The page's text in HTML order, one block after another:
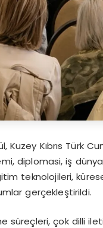
Kıbrıs Türk
diplomasi, iş
teknolojileri,
gerçekleştirildi.
süreçleri, çok dilli